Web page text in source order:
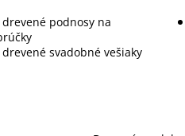
podnosy na
svadobné vešiaky